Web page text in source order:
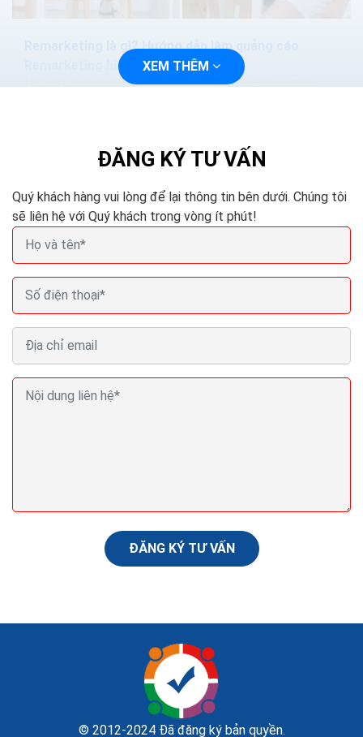
Remarketing là gì? Hướng dẫn làm quảng cáo
Remarketing hiệu quả
Nói về kênh chéo, hãy xem xét chạy các thông điệp
quảng cáo remarketing bạn đọc sẽ có thêm nhiều lựa
chọn để cải thiện hiệu quả quảng cáo.
XEM THÊM
ĐĂNG KÝ TƯ VẤN
Quý khách hàng vui lòng để lại thông tin bên dưới. Chúng tôi
sẽ liên hệ với Quý khách trong vòng ít phút!
ĐĂNG KÝ TƯ VẤN
© 2012-2024 Đã đăng ký bản quyền.